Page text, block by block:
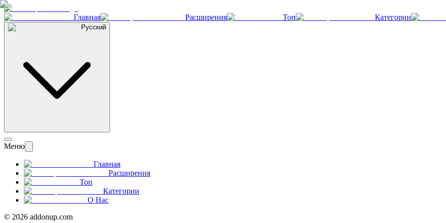
Главная Расширения Топ Категории
Русский
Меню
Главная
Расширения
Топ
Категории
О Нас
© 2026 addonup.com